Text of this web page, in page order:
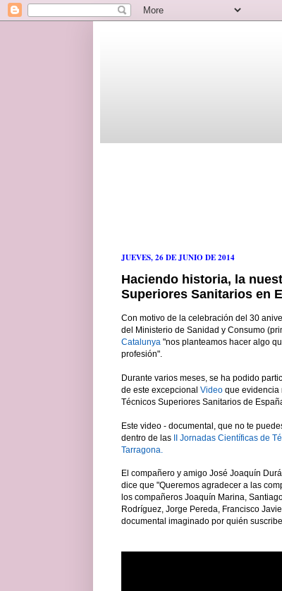
JUEVES, 26 DE JUNIO DE 2014
Haciendo historia, la
Superiores Sanitarios en
Con motivo de la celebración del 30
del Ministerio de Sanidad y Consumo
Catalunya "nos planteamos hacer algo
profesión".
Durante varios meses, se ha podido
de este excepcional Video que evidencia
Técnicos Superiores Sanitarios de
Este video - documental, que no te
dentro de las II Jornadas Científicas de
Tarragona.
El compañero y amigo José Joaquín
dice que "Queremos agradecer a las
los compañeros Joaquín Marina,
Rodríguez, Jorge Pereda, Francisco
documental imaginado por quién